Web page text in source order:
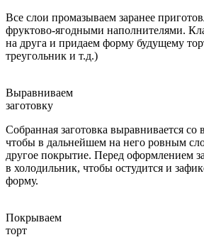
Все слои промазываем заранее
фруктово-ягодными наполнителями.
на друга и придаем форму будущему
треугольник и т.д.)
Выравниваем
заготовку
Собранная заготовка выравнивается со
чтобы в дальнейшем на него ровным
другое покрытие. Перед оформлением
в холодильник, чтобы остудится и
форму.
Покрываем
торт